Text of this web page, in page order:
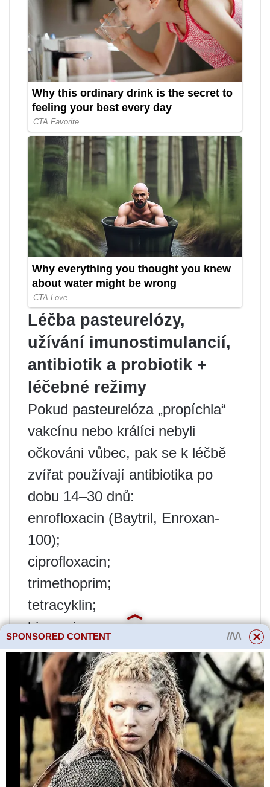
Léčba pasteurelózy,
užívání imunostimulancií,
antibiotik a probiotik +
léčebné režimy
Pokud pasteurelóza „propíchla“
vakcínu nebo králíci nebyli
očkováni vůbec, pak se k léčbě
zvířat používají antibiotika po
dobu 14–30 dnů:
enrofloxacin (Baytril, Enroxan-
100);
ciprofloxacin;
trimethoprim;
tetracyklin;
biomycin.
Sérum proti pasteurelóze se také
injekčně aplikuje jako
imunostimulant.
Přibližné léčebné režimy pro
pasteurelózu
Léčbu by měl předepsat
veterinární lékař na základě
SPONSORED CONTENT